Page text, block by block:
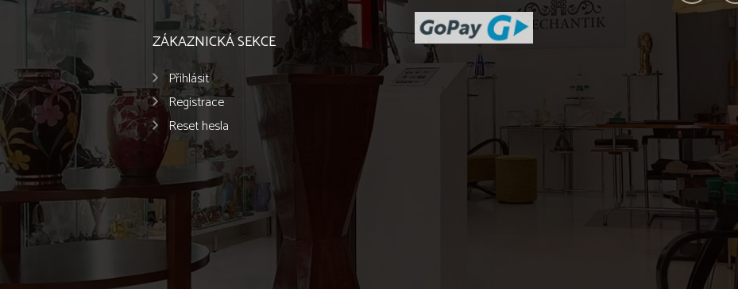
ZÁKAZNICKÁ SEKCE
Přihlásit
Registrace
Reset hesla